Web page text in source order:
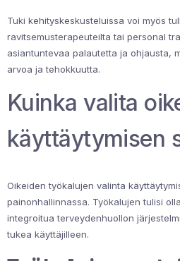
Tuki kehityskeskusteluissa voi myös
ravitsemusterapeuteilta tai personal
asiantuntevaa palautetta ja ohjausta,
arvoa ja tehokkuutta.
Kuinka valita
käyttäytymisen
Oikeiden työkalujen valinta
painonhallinnassa. Työkalujen tulisi
integroitua terveydenhuollon
tukea käyttäjilleen.